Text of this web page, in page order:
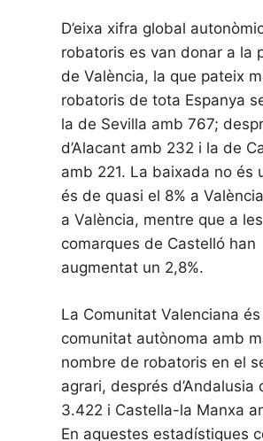
D’eixa xifra global
robatoris es van donar a la
de València, la que pateix
robatoris de tota Espanya
la de Sevilla amb 767;
d’Alacant amb 232 i la de
amb 221. La baixada no és
és de quasi el 8% a
a València, mentre que a les
comarques de Castelló han
augmentat un 2,8%.
La Comunitat Valenciana
comunitat autònoma amb
nombre de robatoris en el
agrari, després d’Andalusia
3.422 i Castella-la Manxa
En aquestes estadístiques